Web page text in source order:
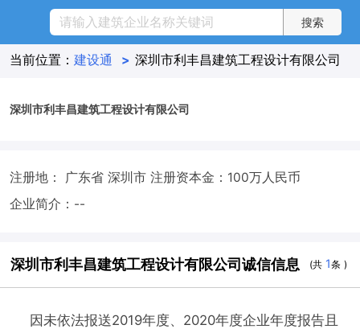
当前位置： 建设通 > 深圳市利丰昌建筑工程设计有限公司
深圳市利丰昌建筑工程设计有限公司
注册地： 广东省 深圳市 注册资本金：100万人民币
企业简介：--
深圳市利丰昌建筑工程设计有限公司诚信信息 (共 1条 )
因未依法报送2019年度、2020年度企业年度报告且